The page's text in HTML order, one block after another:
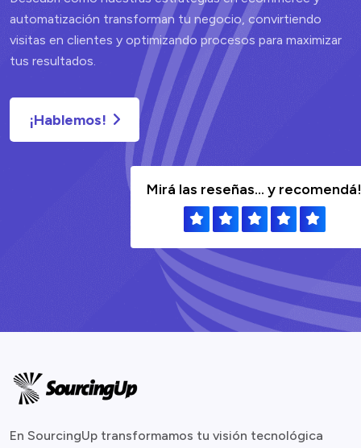
automatización transforman tu negocio, convirtiendo
visitas en clientes y optimizando procesos para maximizar
tus resultados.
¡Hablemos!
Mirá las reseñas... y recomendá!
En SourcingUp transformamos tu visión tecnológica